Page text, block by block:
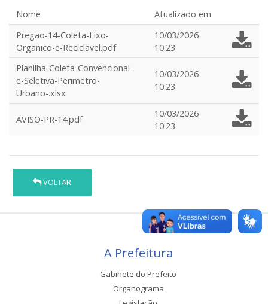
Nome
Atualizado em
Pregao-14-Coleta-Lixo-
Organico-e-Reciclavel.pdf
10/03/2026
10:23
Planilha-Coleta-Convencional-
e-Seletiva-Perimetro-
Urbano-.xlsx
10/03/2026
10:23
AVISO-PR-14.pdf
10/03/2026
10:23
VOLTAR
A Prefeitura
Gabinete do Prefeito
Organograma